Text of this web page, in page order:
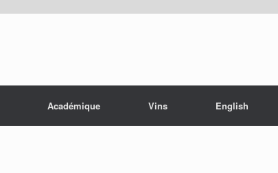
Académique Vins English